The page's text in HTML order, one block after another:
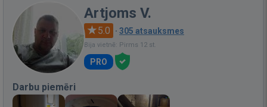
Artjoms V.
5.0 · 305 atsauksmes
Bija vietnē: Pirms 12 st.
PRO
Darbu piemēri